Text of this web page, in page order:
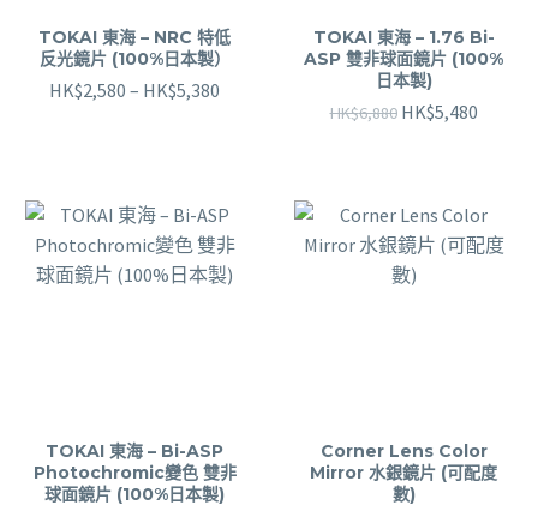
TOKAI 東海 – NRC 特低
反光鏡片 (100%日本製）
HK$2,580 – HK$5,380
TOKAI 東海 – 1.76 Bi-
ASP 雙非球面鏡片 (100%
日本製)
HK$6,880 HK$5,480
TOKAI 東海 – Bi-ASP
Photochromic變色 雙非
球面鏡片 (100%日本製)
Corner Lens Color
Mirror 水銀鏡片 (可配度
數)